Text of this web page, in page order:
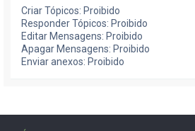
Criar Tópicos: Proibido
Responder Tópicos: Proibido
Editar Mensagens: Proibido
Apagar Mensagens: Proibido
Enviar anexos: Proibido